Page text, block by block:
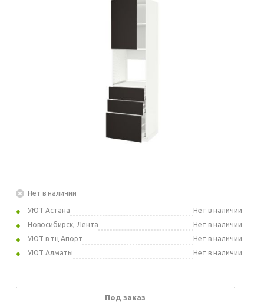
Нет в наличии
УЮТ Астана
Нет в наличии
Новосибирск, Лента
Нет в наличии
УЮТ в тц Апорт
Нет в наличии
УЮТ Алматы
Нет в наличии
Под заказ